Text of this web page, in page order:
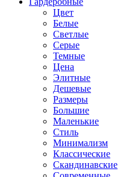
Цвет
Белые
Светлые
Серые
Темные
Цена
Элитные
Дешевые
Размеры
Большие
Маленькие
Стиль
Минимализм
Классические
Скандинавские